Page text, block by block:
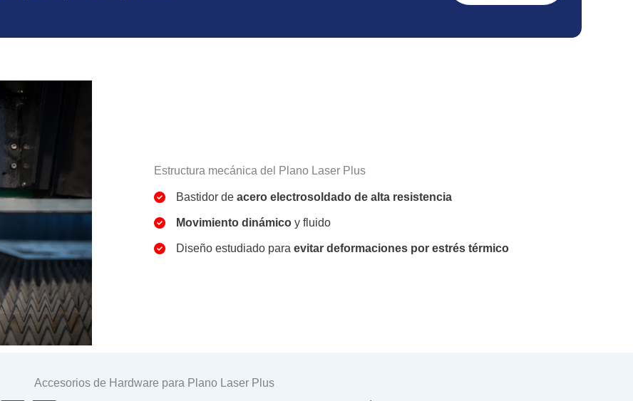
Estructura mecánica del Plano Laser Plus
Bastidor de acero electrosoldado de alta resistencia
Movimiento dinámico y fluido
Diseño estudiado para evitar deformaciones por estrés térmico
Accesorios de Hardware para Plano Laser Plus